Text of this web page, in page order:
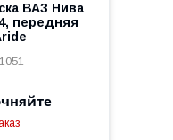
ВАЗ Нива
передняя